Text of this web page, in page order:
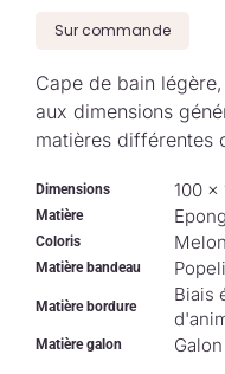
Sur commande
Cape de bain
aux dimensions
matières différentes
Dimensions 100 ×
Matière
Coloris Melon
Matière bandeau
Matière bordure
Biais
Matière galon